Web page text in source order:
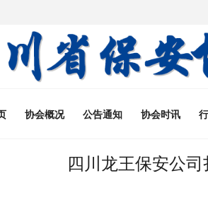
协会概况 公告通知 协会时讯
四川龙王保安公